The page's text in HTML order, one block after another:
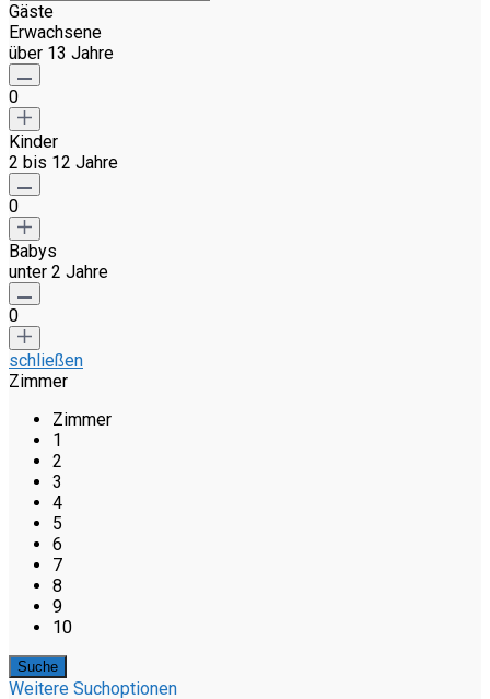
Gäste
Erwachsene
über 13 Jahre
0
Kinder
2 bis 12 Jahre
0
Babys
unter 2 Jahre
0
schließen
Zimmer
Zimmer
1
2
3
4
5
6
7
8
9
10
Weitere Suchoptionen